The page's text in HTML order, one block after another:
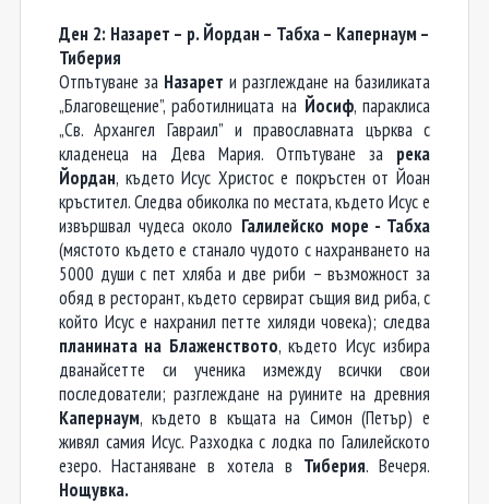
Ден 2: Назарет – р. Йордан – Табха – Капернаум –
Тиберия
Отпътуване за Назарет и разглеждане на базиликата
„Благовещение”, работилницата на Йосиф, параклиса
„Св. Архангел Гавраил” и православната църква с
кладенеца на Дева Мария. Отпътуване за река
Йордан, където Исус Христос е покръстен от Йоан
кръстител. Следва обиколка по местата, където Исус е
извършвал чудеса около Галилейско море - Табха
(мястото където е станало чудото с нахранването на
5000 души с пет хляба и две риби – възможност за
обяд в ресторант, където сервират същия вид риба, с
който Исус е нахранил петте хиляди човека); следва
планината на Блаженството, където Исус избира
дванайсетте си ученика измежду всички свои
последователи; разглеждане на руините на древния
Капернаум, където в къщата на Симон (Петър) е
живял самия Исус. Разходка с лодка по Галилейското
езеро. Настаняване в хотела в Тиберия. Вечеря.
Нощувка.